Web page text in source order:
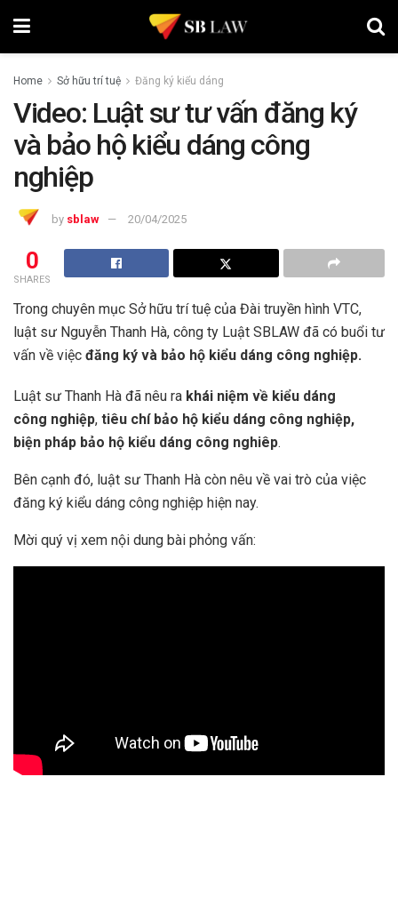
Home Sở hữu trí tuệ Đăng ký kiểu dáng
Video: Luật sư tư vấn đăng ký
và bảo hộ kiểu dáng công
nghiệp
by sblaw 20/04/2025
0
SHARES
Trong chuyên mục Sở hữu trí tuệ của Đài truyền hình VTC,
luật sư Nguyễn Thanh Hà, công ty Luật SBLAW đã có buổi tư
vấn về việc đăng ký và bảo hộ kiểu dáng công nghiệp.
Luật sư Thanh Hà đã nêu ra khái niệm về kiểu dáng
công nghiệp, tiêu chí bảo hộ kiểu dáng công nghiệp,
biện pháp bảo hộ kiểu dáng công nghiêp.
Bên cạnh đó, luật sư Thanh Hà còn nêu về vai trò của việc
đăng ký kiểu dáng công nghiệp hiện nay.
Mời quý vị xem nội dung bài phỏng vấn: